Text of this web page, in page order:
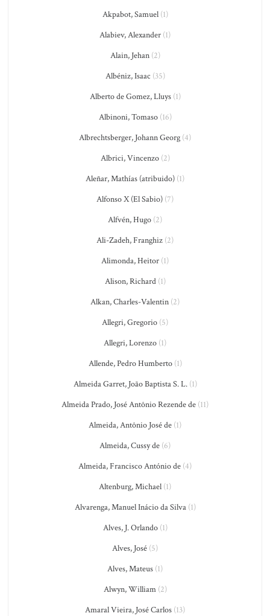
Akpabot, Samuel(1)
Alabiev, Alexander (1)
Alain, Jehan(2)
Albéniz, Isaac (35)
Alberto de Gomez, Lluys(1)
Albinoni, Tomaso(16)
Albrechtsberger, Johann Georg (4)
Albrici, Vincenzo(2)
Aleñar, Mathías (atribuido) (1)
Alfonso X (El Sabio) (7)
Alfvén, Hugo (2)
Ali-Zadeh, Franghiz (2)
Alimonda, Heitor (1)
Alison, Richard(1)
Alkan, Charles-Valentin (2)
Allegri, Gregorio (5)
Allegri, Lorenzo (1)
Allende, Pedro Humberto(1)
Almeida Garret, João Baptista S. L.(1)
Almeida Prado, José Antônio Rezende de (11)
Almeida, Antônio José de (1)
Almeida, Cussy de (6)
Almeida, Francisco António de (4)
Altenburg, Michael (1)
Alvarenga, Manuel Inácio da Silva(1)
Alves, J. Orlando(1)
Alves, José (5)
Alves, Mateus (1)
Alwyn, William(2)
Amaral Vieira, José Carlos (13)